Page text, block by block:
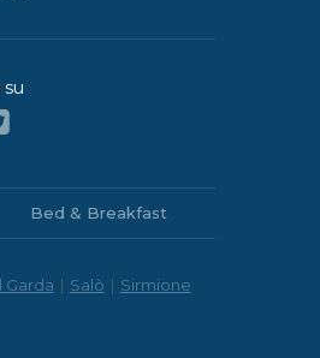
Bed & Breakfast
Garda | Salò | Sirmione